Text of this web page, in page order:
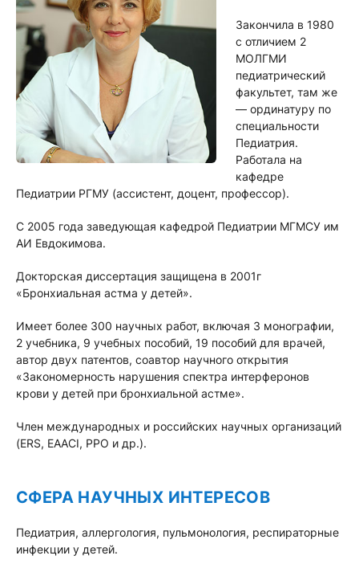
Закончила в 1980
с отличием 2
МОЛГМИ
педиатрический
факультет, там же
— ординатуру по
специальности
Педиатрия.
Работала на
кафедре
Педиатрии РГМУ (ассистент, доцент, профессор).
С 2005 года заведующая кафедрой Педиатрии МГМСУ им
АИ Евдокимова.
Докторская диссертация защищена в 2001г
«Бронхиальная астма у детей».
Имеет более 300 научных работ, включая 3 монографии,
2 учебника, 9 учебных пособий, 19 пособий для врачей,
автор двух патентов, соавтор научного открытия
«Закономерность нарушения спектра интерферонов
крови у детей при бронхиальной астме».
Член международных и российских научных организаций
(ERS, EAACI, РРО и др.).
СФЕРА НАУЧНЫХ ИНТЕРЕСОВ
Педиатрия, аллергология, пульмонология, респираторные
инфекции у детей.